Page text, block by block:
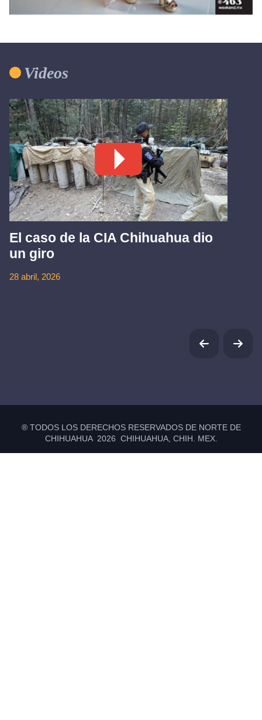
Videos
El caso de la CIA Chihuahua dio
un giro
28 abril, 2026
® TODOS LOS DERECHOS RESERVADOS DE NORTE DE
CHIHUAHUA 2026 CHIHUAHUA, CHIH. MEX.